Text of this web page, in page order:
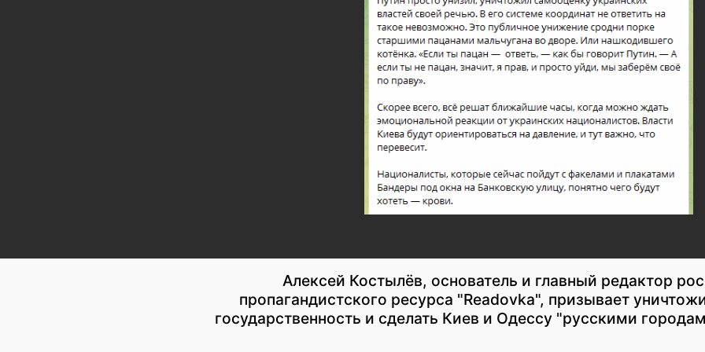
Алексей Костылёв, основатель и главный редактор
пропагандистского ресурса "Readovka", призывает
государственность и сделать Киев и Одессу "русскими